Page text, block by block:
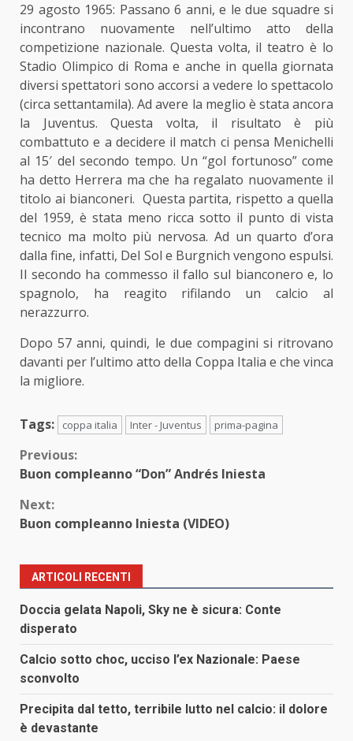
29 agosto 1965: Passano 6 anni, e le due squadre si
incontrano nuovamente nell’ultimo atto della
competizione nazionale. Questa volta, il teatro è lo
Stadio Olimpico di Roma e anche in quella giornata
diversi spettatori sono accorsi a vedere lo spettacolo
(circa settantamila). Ad avere la meglio è stata ancora
la Juventus. Questa volta, il risultato è più
combattuto e a decidere il match ci pensa Menichelli
al 15′ del secondo tempo. Un “gol fortunoso” come
ha detto Herrera ma che ha regalato nuovamente il
titolo ai bianconeri. Questa partita, rispetto a quella
del 1959, è stata meno ricca sotto il punto di vista
tecnico ma molto più nervosa. Ad un quarto d’ora
dalla fine, infatti, Del Sol e Burgnich vengono espulsi.
Il secondo ha commesso il fallo sul bianconero e, lo
spagnolo, ha reagito rifilando un calcio al
nerazzurro.
Dopo 57 anni, quindi, le due compagini si ritrovano
davanti per l’ultimo atto della Coppa Italia e che vinca
la migliore.
Tags: coppa italia Inter - Juventus prima-pagina
Continue
Reading
Previous:
Buon compleanno “Don” Andrés Iniesta
Next:
Buon compleanno Iniesta (VIDEO)
ARTICOLI RECENTI
Doccia gelata Napoli, Sky ne è sicura: Conte
disperato
Calcio sotto choc, ucciso l’ex Nazionale: Paese
sconvolto
Precipita dal tetto, terribile lutto nel calcio: il dolore
è devastante